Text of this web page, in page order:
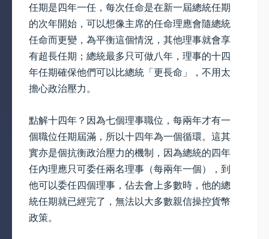
任期是四年一任，每次任命是在新一屆總統任期
的次年開始，可以想像主席的任命理應會隨總統
任命而更變，為平衡這個情況，其他理事就會享
有超長任期；總統最多只可做八年，理事的十四
年任期確保他們可以比總統「更長命」，不用太
擔心政治壓力。
點解十四年？因為七個理事職位，每兩年才有一
個職位任期屆滿，所以十四年為一個循環。這其
實亦是個抗衡政治壓力的機制，因為總統的四年
任內理應只可委任兩名理事（每兩年一個），到
他可以委任四個理事，佔去會上多數時，他的總
統任期就已經完了，無法以大多數親信操控貨幣
政策。